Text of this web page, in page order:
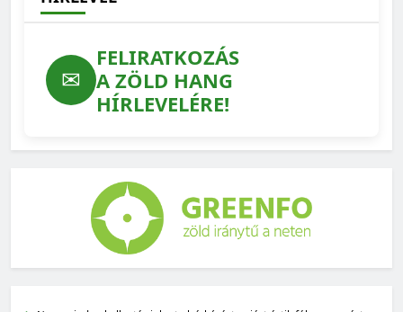
✉
FELIRATKOZÁS
A ZÖLD HANG
HÍRLEVELÉRE!